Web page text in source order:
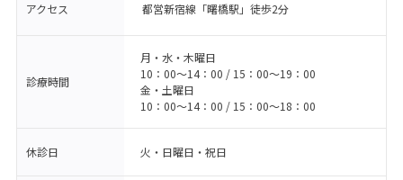
アクセス 都営新宿線「曙橋駅」徒歩2分
診療時間
月・水・木曜日
10：00〜14：00 / 15：00〜19：00
金・土曜日
10：00〜14：00 / 15：00〜18：00
休診日 火・日曜日・祝日